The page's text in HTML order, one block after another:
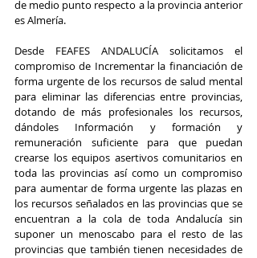
de medio punto respecto a la provincia anterior
es Almería.
Desde FEAFES ANDALUCÍA solicitamos el
compromiso de Incrementar la financiación de
forma urgente de los recursos de salud mental
para eliminar las diferencias entre provincias,
dotando de más profesionales los recursos,
dándoles Información y formación y
remuneración suficiente para que puedan
crearse los equipos asertivos comunitarios en
toda las provincias así como un compromiso
para aumentar de forma urgente las plazas en
los recursos señalados en las provincias que se
encuentran a la cola de toda Andalucía sin
suponer un menoscabo para el resto de las
provincias que también tienen necesidades de